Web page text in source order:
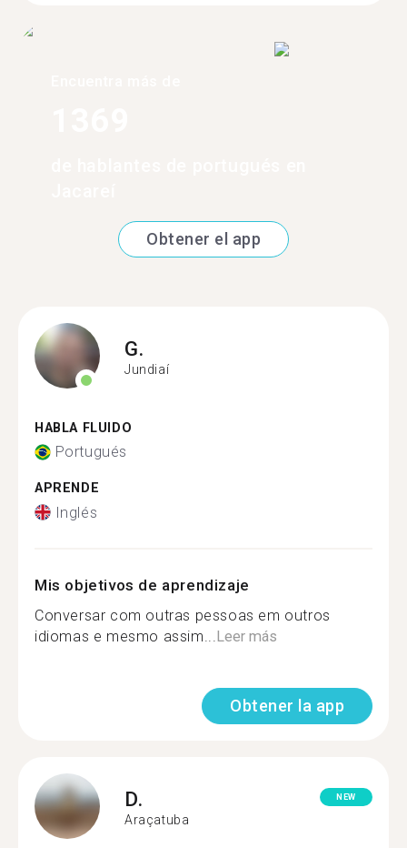
Obtener el app
G.
Jundiaí
HABLA FLUIDO
Portugués
APRENDE
Inglés
Mis objetivos de aprendizaje
Conversar com outras pessoas em outros
idiomas e mesmo assim... Leer más
Obtener la app
D.
Araçatuba
NEW